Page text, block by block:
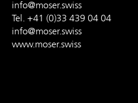
info@moser.swiss
Tel. +41 (0)33 439 04 04
info@moser.swiss
www.moser.swiss